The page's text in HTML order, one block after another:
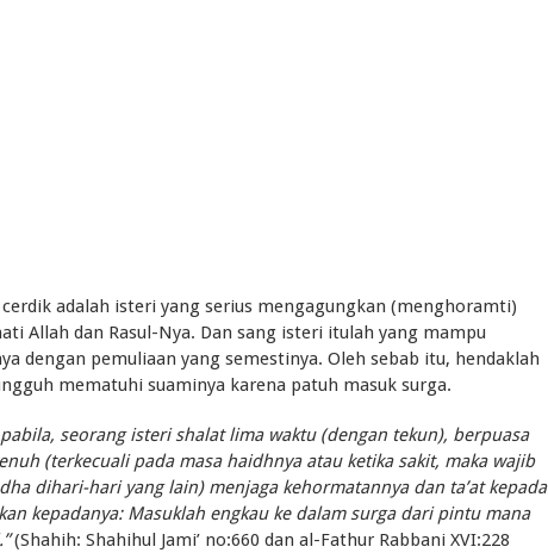
adalah isteri yang serius mengagungkan (menghoramti)
Allah dan Rasul-Nya. Dan sang isteri itulah yang mampu
dengan pemuliaan yang semestinya. Oleh sebab itu, hendaklah
mematuhi suaminya karena patuh masuk surga.
seorang isteri shalat lima waktu (dengan tekun), berpuasa
(terkecuali pada masa haidhnya atau ketika sakit, maka wajib
dihari-hari yang lain) menjaga kehormatannya dan ta’at kepada
kepadanya: Masuklah engkau ke dalam surga dari pintu mana
(Shahih: Shahihul Jami’ no:660 dan al-Fathur Rabbani XVI:228